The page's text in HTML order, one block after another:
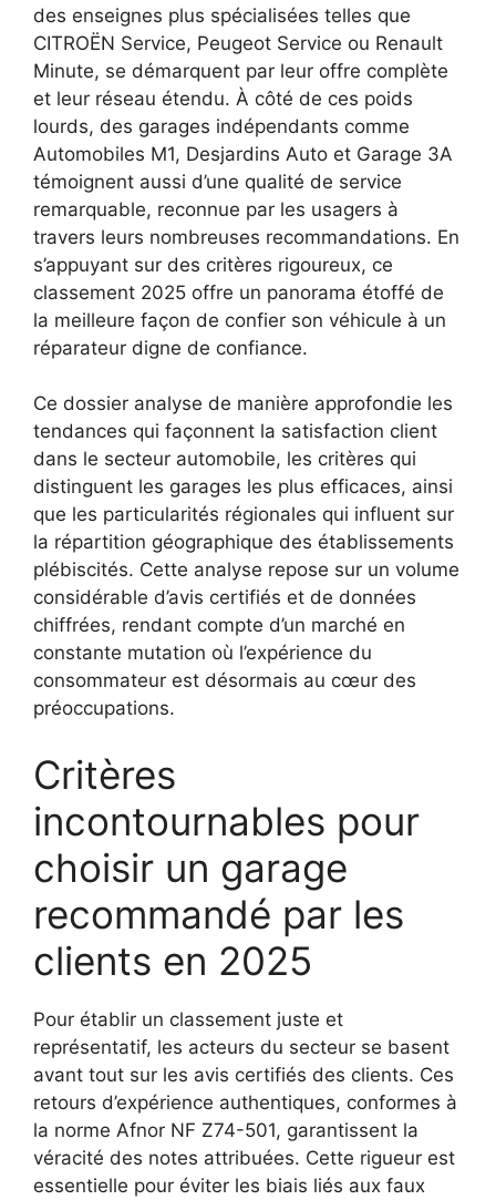
des enseignes plus spécialisées telles que
CITROËN Service, Peugeot Service ou Renault
Minute, se démarquent par leur offre complète
et leur réseau étendu. À côté de ces poids
lourds, des garages indépendants comme
Automobiles M1, Desjardins Auto et Garage 3A
témoignent aussi d’une qualité de service
remarquable, reconnue par les usagers à
travers leurs nombreuses recommandations. En
s’appuyant sur des critères rigoureux, ce
classement 2025 offre un panorama étoffé de
la meilleure façon de confier son véhicule à un
réparateur digne de confiance.
Ce dossier analyse de manière approfondie les
tendances qui façonnent la satisfaction client
dans le secteur automobile, les critères qui
distinguent les garages les plus efficaces, ainsi
que les particularités régionales qui influent sur
la répartition géographique des établissements
plébiscités. Cette analyse repose sur un volume
considérable d’avis certifiés et de données
chiffrées, rendant compte d’un marché en
constante mutation où l’expérience du
consommateur est désormais au cœur des
préoccupations.
Critères
incontournables pour
choisir un garage
recommandé par les
clients en 2025
Pour établir un classement juste et
représentatif, les acteurs du secteur se basent
avant tout sur les avis certifiés des clients. Ces
retours d’expérience authentiques, conformes à
la norme Afnor NF Z74-501, garantissent la
véracité des notes attribuées. Cette rigueur est
essentielle pour éviter les biais liés aux faux